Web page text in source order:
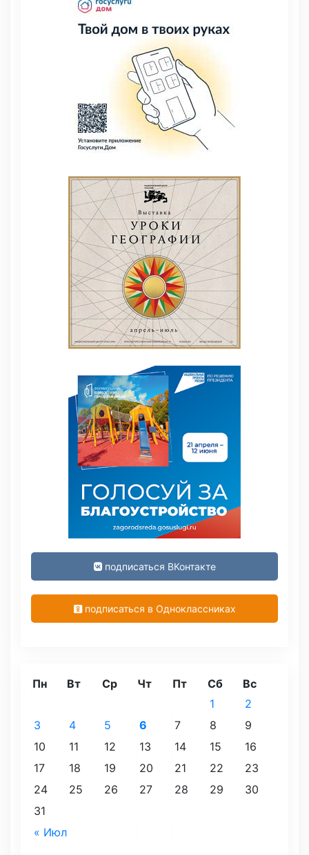
подписаться ВКонтакте
подписаться в Одноклассниках
Пн Вт Ср Чт Пт Сб Вс
« Июл
1
2
3
4 5 6 7 8
9
10
11 12 13 14 15
16
17
18 19 20 21 22
23
24
25 26 27 28 29
30
31